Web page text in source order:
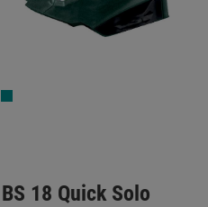
18 Quick Solo